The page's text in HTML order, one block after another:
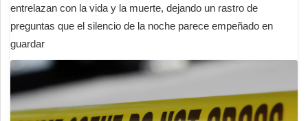
entrelazan con la vida y la muerte, dejando un rastro de
preguntas que el silencio de la noche parece empeñado en
guardar